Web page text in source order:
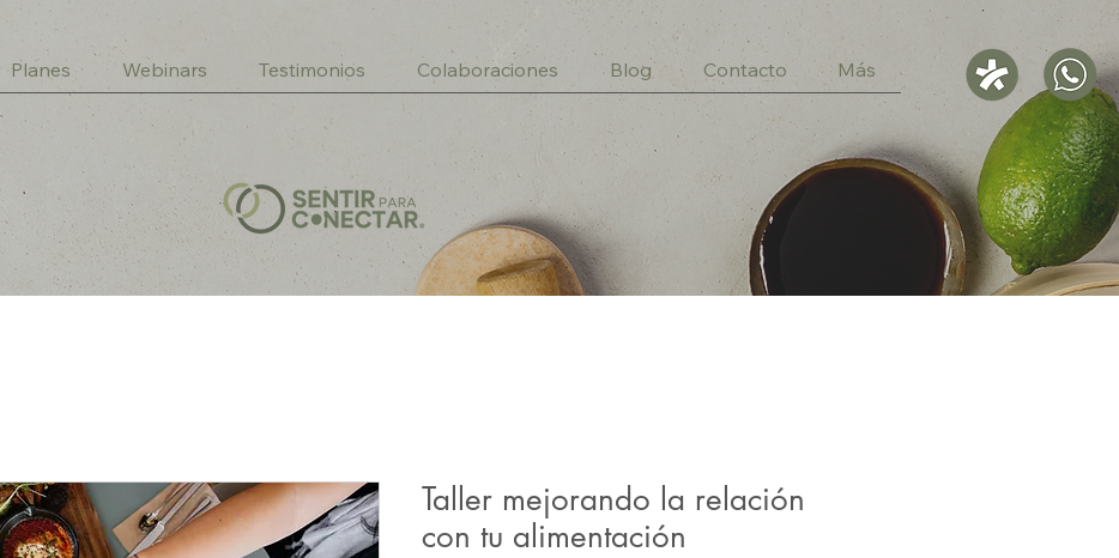
Planes Webinars Testimonios Colaboraciones Blog Contacto Más
Taller mejorando la relación
con tu alimentación